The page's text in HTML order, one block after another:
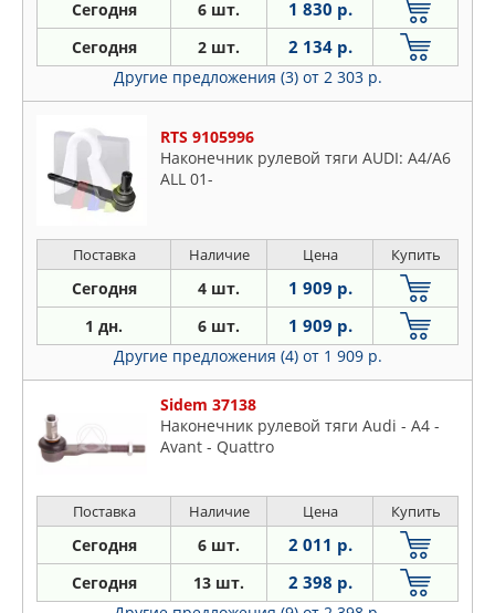
Сегодня 6 шт. 1 830 р.
Сегодня 2 шт. 2 134 р.
Другие предложения (3) от 2 303 р.
RTS 9105996
Наконечник рулевой тяги AUDI: A4/A6
ALL 01-
Поставка Наличие Цена Купить
Сегодня 4 шт. 1 909 р.
1 дн. 6 шт. 1 909 р.
Другие предложения (4) от 1 909 р.
Sidem 37138
Наконечник рулевой тяги Audi - A4 -
Avant - Quattro
Поставка Наличие Цена Купить
Сегодня 6 шт. 2 011 р.
Сегодня 13 шт. 2 398 р.